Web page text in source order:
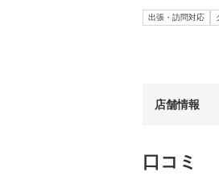
出張・訪問対応
店舗情報
口コミ